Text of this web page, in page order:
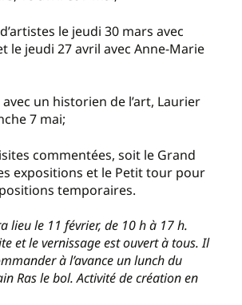
le jeudi 30 mars avec
le jeudi 27 avril avec Anne-Marie
un historien de l’art, Laurier
7 mai;
commentées, soit le Grand
expositions et le Petit tour pour
temporaires.
lieu le 11 février, de 10 h à 17 h.
et le vernissage est ouvert à tous. Il
à l’avance un lunch du
Ras le bol. Activité de création en